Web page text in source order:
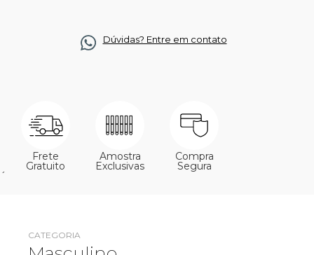
Dúvidas? Entre em contato
Frete
Gratuito
Amostra
Exclusivas
Compra
Segura
´
CATEGORIA